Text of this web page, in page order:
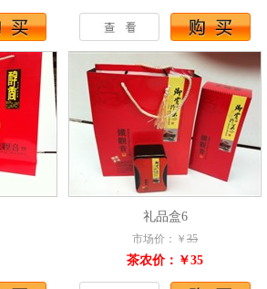
礼品盒6
市场价：￥ 35
茶农价：￥35